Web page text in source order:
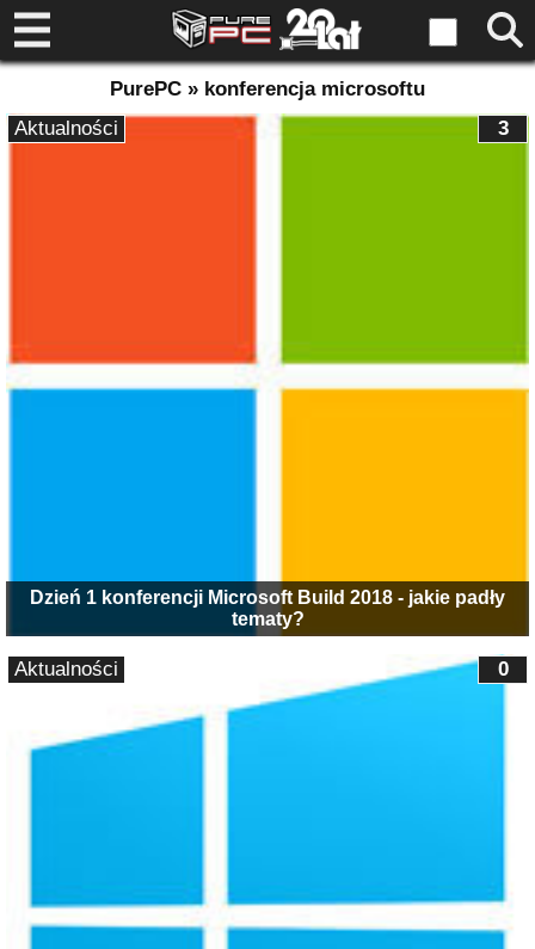
PurePC » konferencja microsoftu
Dzień 1 konferencji Microsoft Build 2018 - jakie padły
tematy?
3
Aktualności
0
Aktualności